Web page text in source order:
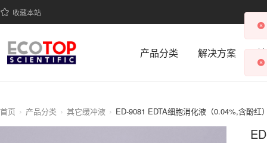
收藏本站
产品分类 解决方案
首页 产品分类 其它缓冲液 ED-9081 EDTA细胞消化液（0.04%,含酚红